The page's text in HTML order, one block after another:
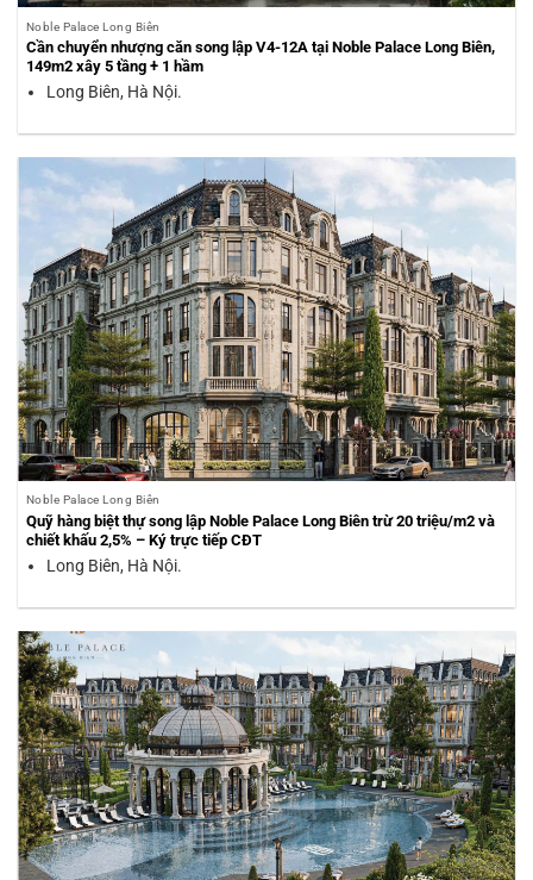
Noble Palace Long Biên
Cần chuyển nhượng căn song lập V4-12A tại Noble Palace Long Biên,
149m2 xây 5 tầng + 1 hầm
Long Biên, Hà Nội.
Noble Palace Long Biên
Quỹ hàng biệt thự song lập Noble Palace Long Biên trừ 20 triệu/m2 và
chiết khấu 2,5% – Ký trực tiếp CĐT
Long Biên, Hà Nội.